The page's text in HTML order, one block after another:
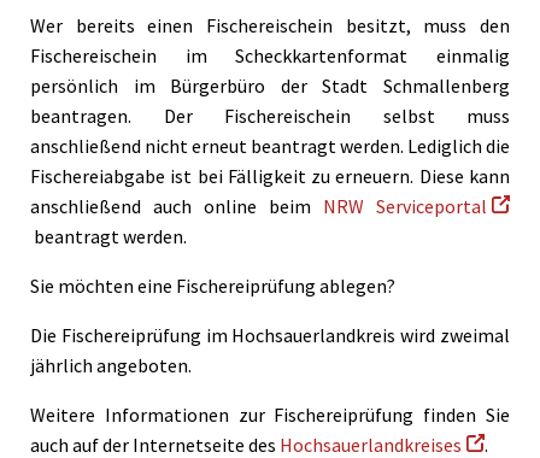
Wer bereits einen Fischereischein besitzt, muss den
Fischereischein im Scheckkartenformat einmalig
persönlich im Bürgerbüro der Stadt Schmallenberg
beantragen. Der Fischereischein selbst muss
anschließend nicht erneut beantragt werden. Lediglich die
Fischereiabgabe ist bei Fälligkeit zu erneuern. Diese kann
anschließend auch online beim NRW Serviceportal
beantragt werden.
Sie möchten eine Fischereiprüfung ablegen?
Die Fischereiprüfung im Hochsauerlandkreis wird zweimal
jährlich angeboten.
Weitere Informationen zur Fischereiprüfung finden Sie
auch auf der Internetseite des Hochsauerlandkreises .